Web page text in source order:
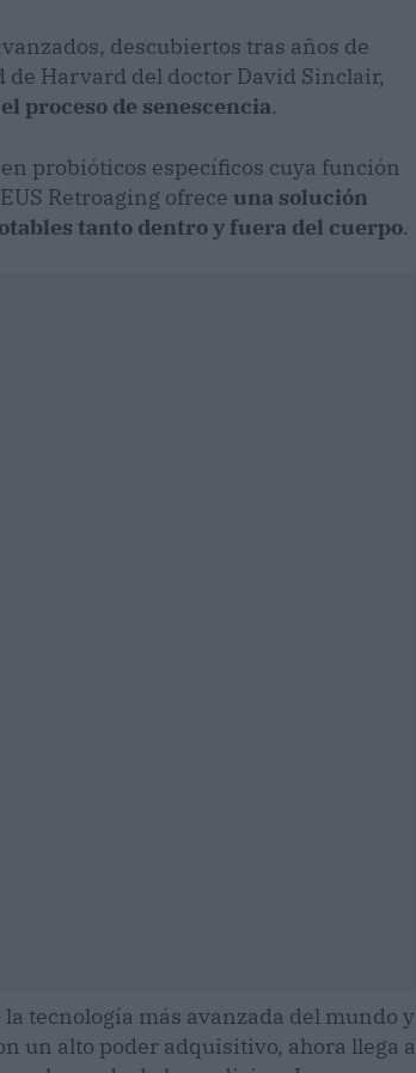
descubiertos tras años de
Harvard del doctor David Sinclair,
proceso de senescencia.
probióticos específicos cuya función
Retroaging ofrece una solución
tanto dentro y fuera del cuerpo.
tecnología más avanzada del mundo y
un alto poder adquisitivo, ahora llega a